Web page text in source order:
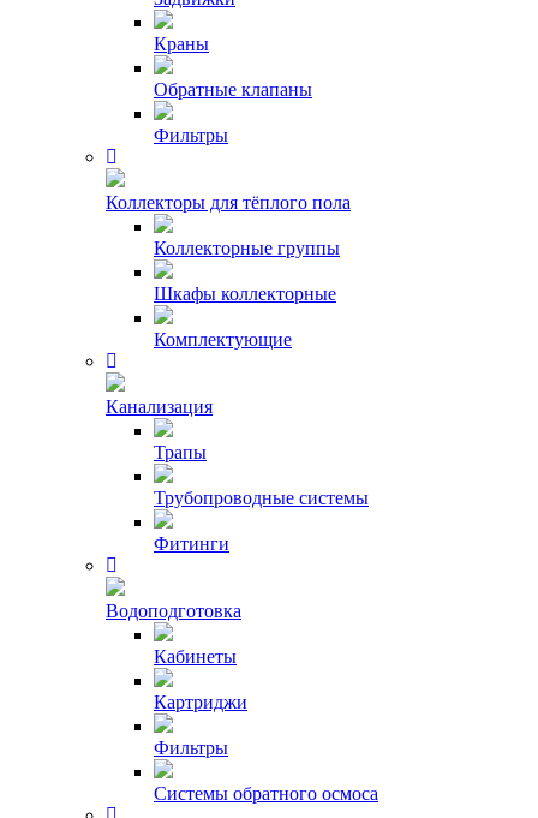
Краны
Обратные клапаны
Фильтры
Коллекторы для тёплого пола
Коллекторные группы
Шкафы коллекторные
Комплектующие
Канализация
Трапы
Трубопроводные системы
Фитинги
Водоподготовка
Кабинеты
Картриджи
Фильтры
Системы обратного осмоса